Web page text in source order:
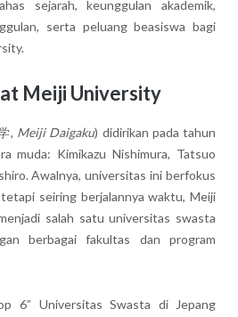
sejarah, keunggulan akademik,
serta peluang beasiswa bagi
Meiji University
, Meiji Daigaku) didirikan pada tahun
muda: Kimikazu Nishimura, Tatsuo
Awalnya, universitas ini berfokus
seiring berjalannya waktu, Meiji
salah satu universitas swasta
berbagai fakultas dan program
6” Universitas Swasta di Jepang